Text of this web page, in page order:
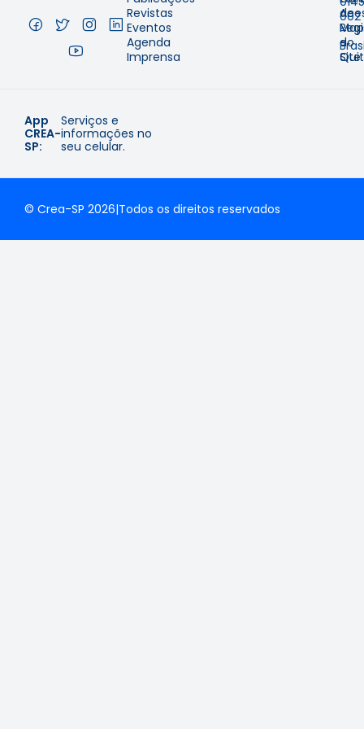
Revistas
Eventos
Agenda
Imprensa
de
e
do
Site
002
–
App
CREA-
SP:
Serviços e
informações no
seu celular.
© Crea-SP 2026|Todos os direitos reservados